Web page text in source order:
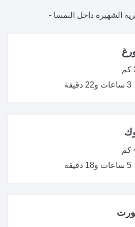
الشهيرة داخل النمسا -
3 ساعات و22 دقيقة
5 ساعات و18 دقيقة